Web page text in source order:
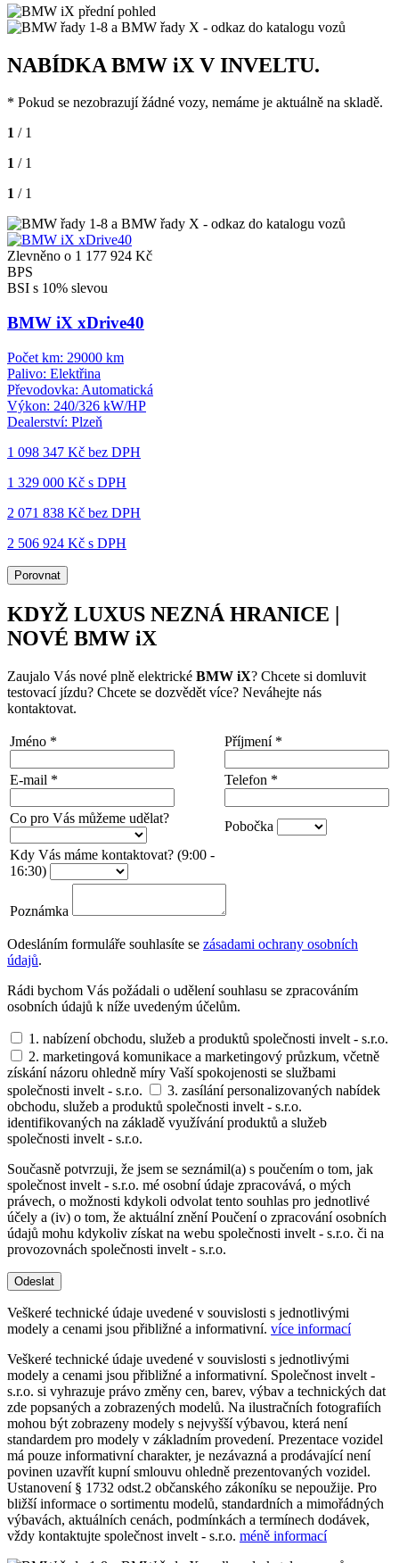
NABÍDKA BMW iX V INVELTU.
* Pokud se nezobrazují žádné vozy, nemáme je aktuálně na skladě.
1 / 1
1 / 1
1 / 1
Zlevněno o 1 177 924 Kč
BPS
BSI s 10% slevou
BMW iX xDrive40
Počet km: 29000 km
Palivo: Elektřina
Převodovka: Automatická
Výkon: 240/326 kW/HP
Dealerství: Plzeň
1 098 347 Kč bez DPH
1 329 000 Kč s DPH
2 071 838 Kč bez DPH
2 506 924 Kč s DPH
Porovnat
KDYŽ LUXUS NEZNÁ HRANICE |
NOVÉ BMW iX
Zaujalo Vás nové plně elektrické BMW iX? Chcete si domluvit
testovací jízdu? Chcete se dozvědět více? Neváhejte nás
kontaktovat.
Jméno * Příjmení *
E-mail * Telefon *
Co pro Vás můžeme udělat?
Pobočka
Kdy Vás máme kontaktovat? (9:00 -
16:30)
Poznámka
Odesláním formuláře souhlasíte se zásadami ochrany osobních
údajů.
Rádi bychom Vás požádali o udělení souhlasu se zpracováním
osobních údajů k níže uvedeným účelům.
1. nabízení obchodu, služeb a produktů společnosti invelt - s.r.o.
2. marketingová komunikace a marketingový průzkum, včetně
získání názoru ohledně míry Vaší spokojenosti se službami
společnosti invelt - s.r.o.
3. zasílání personalizovaných nabídek
obchodu, služeb a produktů společnosti invelt - s.r.o.
identifikovaných na základě využívání produktů a služeb
společnosti invelt - s.r.o.
Současně potvrzuji, že jsem se seznámil(a) s poučením o tom, jak
společnost invelt - s.r.o. mé osobní údaje zpracovává, o mých
právech, o možnosti kdykoli odvolat tento souhlas pro jednotlivé
účely a (iv) o tom, že aktuální znění Poučení o zpracování osobních
údajů mohu kdykoliv získat na webu společnosti invelt - s.r.o. či na
provozovnách společnosti invelt - s.r.o.
Odeslat
Veškeré technické údaje uvedené v souvislosti s jednotlivými
modely a cenami jsou přibližné a informativní. více informací
Veškeré technické údaje uvedené v souvislosti s jednotlivými
modely a cenami jsou přibližné a informativní. Společnost invelt -
s.r.o. si vyhrazuje právo změny cen, barev, výbav a technických dat
zde popsaných a zobrazených modelů. Na ilustračních fotografiích
mohou být zobrazeny modely s nejvyšší výbavou, která není
standardem pro modely v základním provedení. Prezentace vozidel
má pouze informativní charakter, je nezávazná a prodávající není
povinen uzavřít kupní smlouvu ohledně prezentovaných vozidel.
Ustanovení § 1732 odst.2 občanského zákoníku se nepoužije. Pro
bližší informace o sortimentu modelů, standardních a mimořádných
výbavách, aktuálních cenách, podmínkách a termínech dodávek,
vždy kontaktujte společnost invelt - s.r.o. méně informací